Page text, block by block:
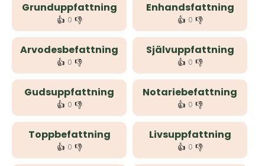
Grunduppfattning
👍 0 👎
Enhandsfattning
👍 0 👎
Arvodesbefattning
👍 0 👎
Självuppfattning
👍 0 👎
Gudsuppfattning
👍 0 👎
Notariebefattning
👍 0 👎
Toppbefattning
👍 0 👎
Livsuppfattning
👍 0 👎